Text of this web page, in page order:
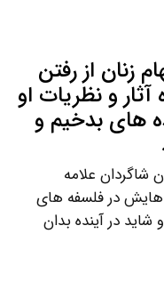
زنان از رفتن
و نظریات او
های بدخیم و
شاگردان علامه
در فلسفه های
در آینده بدان